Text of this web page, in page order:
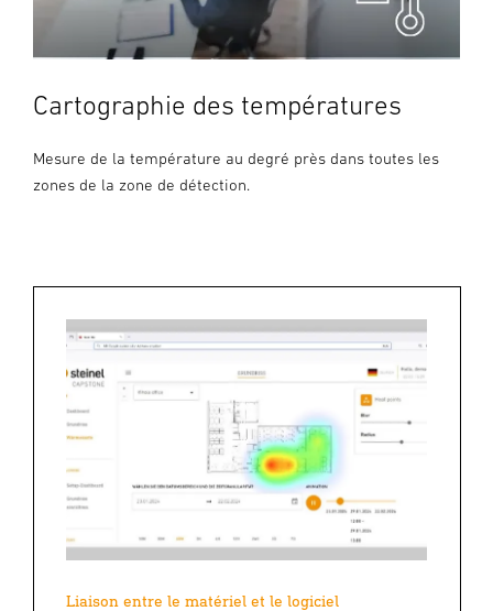
Cartographie des températures
Mesure de la température au degré près dans toutes les
zones de la zone de détection.
Liaison entre le matériel et le logiciel